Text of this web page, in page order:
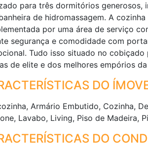
para três dormitórios generosos,
de hidromassagem. A
por uma área de serviço
segurança e comodidade com
Tudo isso situado no
de elite e dos melhores empórios
DO
Armário Embutido, Cozinha,
Lavabo, Living, Piso de Madeira,
DO